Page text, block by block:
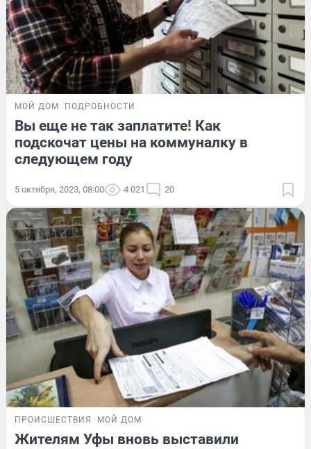
МОЙ ДОМ ПОДРОБНОСТИ
Вы еще не так заплатите! Как
подскочат цены на коммуналку в
следующем году
5 октября, 2023, 08:00 4 021 20
ПРОИСШЕСТВИЯ МОЙ ДОМ
Жителям Уфы вновь выставили